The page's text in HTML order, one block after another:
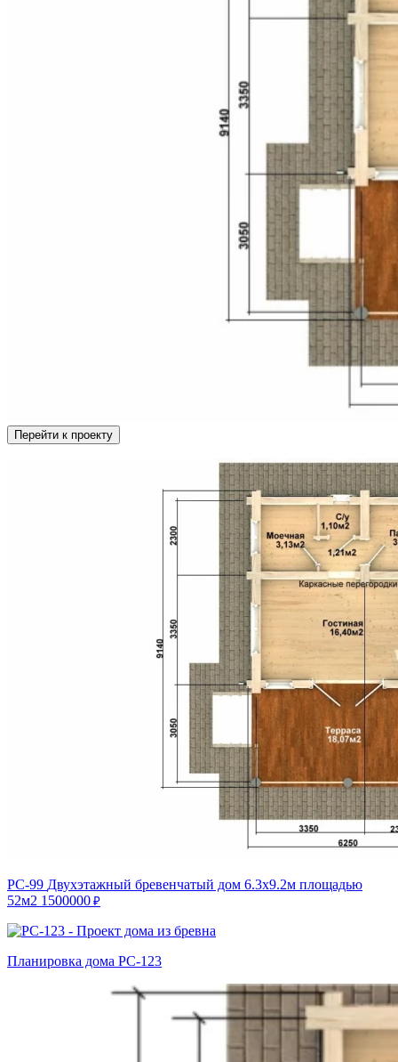
Перейти к проекту
РС-99 Двухэтажный бревенчатый дом 6.3х9.2м площадью
52м2 1500000 ₽
Планировка дома РС-123